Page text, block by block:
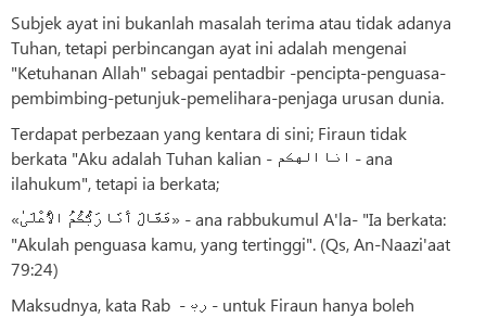
Subjek ayat ini bukanlah masalah terima atau tidak adanya
Tuhan, tetapi perbincangan ayat ini adalah mengenai
"Ketuhanan Allah" sebagai pentadbir -pencipta-penguasa-
pembimbing-petunjuk-pemelihara-penjaga urusan dunia.
Terdapat perbezaan yang kentara di sini; Firaun tidak
berkata "Aku adalah Tuhan kalian - انا الهکم - ana
ilahukum", tetapi ia berkata;
«فَقَالَ أَنَا رَبُّكُمُ الْأَعْلَىٰ» - ana rabbukumul A'la- "Ia berkata:
"Akulah penguasa kamu, yang tertinggi". (Qs, An-Naazi'aat
79:24)
Maksudnya, kata Rab - رب - untuk Firaun hanya boleh